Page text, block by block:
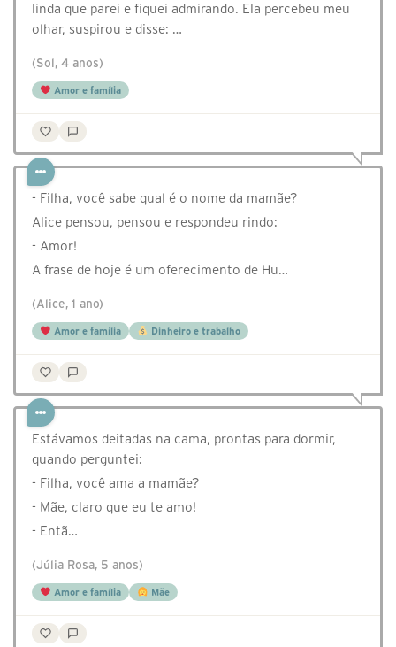
linda que parei e fiquei admirando. Ela percebeu meu
olhar, suspirou e disse: …
(Sol, 4 anos)
Amor e família
- Filha, você sabe qual é o nome da mamãe?
Alice pensou, pensou e respondeu rindo:
- Amor!
A frase de hoje é um oferecimento de Hu…
(Alice, 1 ano)
Amor e família Dinheiro e trabalho
Estávamos deitadas na cama, prontas para dormir,
quando perguntei:
- Filha, você ama a mamãe?
- Mãe, claro que eu te amo!
- Entã…
(Júlia Rosa, 5 anos)
Amor e família Mãe